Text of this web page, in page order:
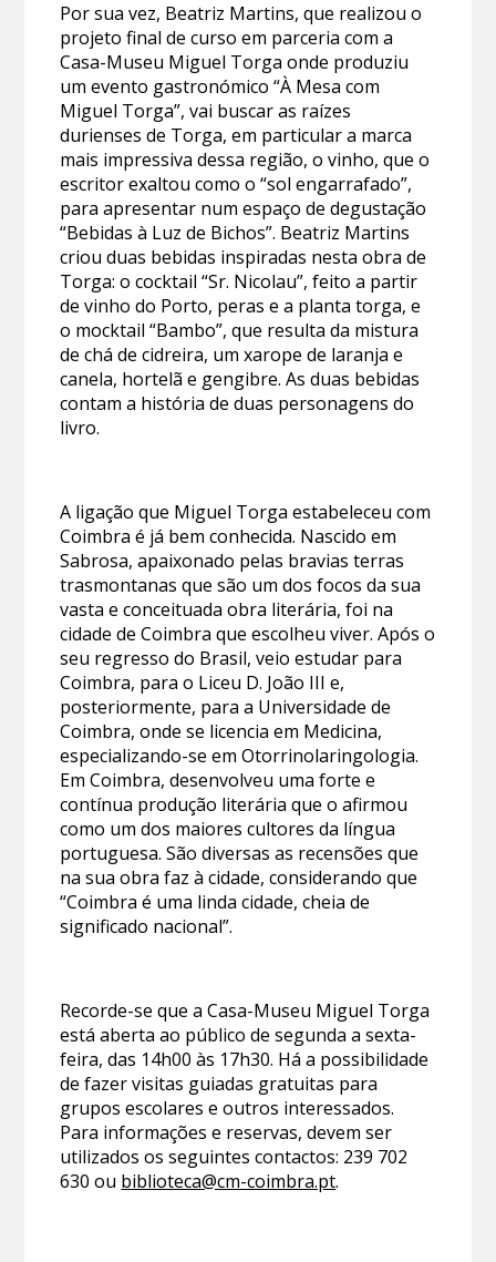
Por sua vez, Beatriz Martins, que realizou o
projeto final de curso em parceria com a
Casa-Museu Miguel Torga onde produziu
um evento gastronómico “À Mesa com
Miguel Torga”, vai buscar as raízes
durienses de Torga, em particular a marca
mais impressiva dessa região, o vinho, que o
escritor exaltou como o “sol engarrafado”,
para apresentar num espaço de degustação
“Bebidas à Luz de Bichos”. Beatriz Martins
criou duas bebidas inspiradas nesta obra de
Torga: o cocktail “Sr. Nicolau”, feito a partir
de vinho do Porto, peras e a planta torga, e
o mocktail “Bambo”, que resulta da mistura
de chá de cidreira, um xarope de laranja e
canela, hortelã e gengibre. As duas bebidas
contam a história de duas personagens do
livro.
A ligação que Miguel Torga estabeleceu com
Coimbra é já bem conhecida. Nascido em
Sabrosa, apaixonado pelas bravias terras
trasmontanas que são um dos focos da sua
vasta e conceituada obra literária, foi na
cidade de Coimbra que escolheu viver. Após o
seu regresso do Brasil, veio estudar para
Coimbra, para o Liceu D. João III e,
posteriormente, para a Universidade de
Coimbra, onde se licencia em Medicina,
especializando-se em Otorrinolaringologia.
Em Coimbra, desenvolveu uma forte e
contínua produção literária que o afirmou
como um dos maiores cultores da língua
portuguesa. São diversas as recensões que
na sua obra faz à cidade, considerando que
“Coimbra é uma linda cidade, cheia de
significado nacional”.
Recorde-se que a Casa-Museu Miguel Torga
está aberta ao público de segunda a sexta-
feira, das 14h00 às 17h30. Há a possibilidade
de fazer visitas guiadas gratuitas para
grupos escolares e outros interessados.
Para informações e reservas, devem ser
utilizados os seguintes contactos: 239 702
630 ou biblioteca@cm-coimbra.pt.